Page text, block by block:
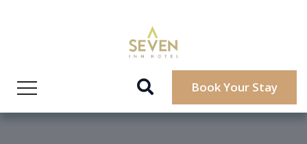
Book Your Stay